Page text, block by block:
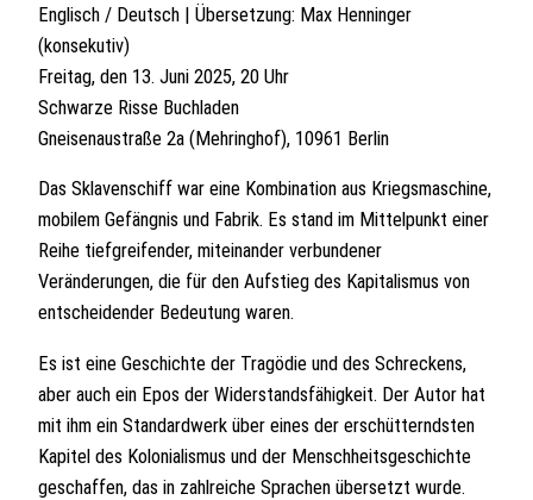
Englisch / Deutsch | Übersetzung: Max Henninger
(konsekutiv)
Freitag, den 13. Juni 2025, 20 Uhr
Schwarze Risse Buchladen
Gneisenaustraße 2a (Mehringhof), 10961 Berlin
Das Sklavenschiff war eine Kombination aus Kriegsmaschine,
mobilem Gefängnis und Fabrik. Es stand im Mittelpunkt einer
Reihe tiefgreifender, miteinander verbundener
Veränderungen, die für den Aufstieg des Kapitalismus von
entscheidender Bedeutung waren.
Es ist eine Geschichte der Tragödie und des Schreckens,
aber auch ein Epos der Widerstandsfähigkeit. Der Autor hat
mit ihm ein Standardwerk über eines der erschütterndsten
Kapitel des Kolonialismus und der Menschheitsgeschichte
geschaffen, das in zahlreiche Sprachen übersetzt wurde.